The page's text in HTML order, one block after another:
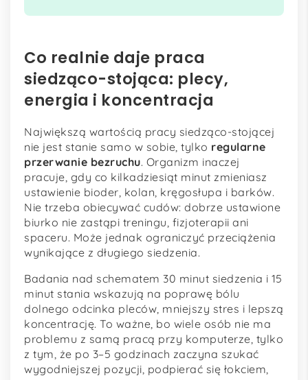
Co realnie daje praca
siedząco-stojąca: plecy,
energia i koncentracja
Największą wartością pracy siedząco-stojącej
nie jest stanie samo w sobie, tylko regularne
przerwanie bezruchu. Organizm inaczej
pracuje, gdy co kilkadziesiąt minut zmieniasz
ustawienie bioder, kolan, kręgosłupa i barków.
Nie trzeba obiecywać cudów: dobrze ustawione
biurko nie zastąpi treningu, fizjoterapii ani
spaceru. Może jednak ograniczyć przeciążenia
wynikające z długiego siedzenia.
Badania nad schematem 30 minut siedzenia i 15
minut stania wskazują na poprawę bólu
dolnego odcinka pleców, mniejszy stres i lepszą
koncentrację. To ważne, bo wiele osób nie ma
problemu z samą pracą przy komputerze, tylko
z tym, że po 3–5 godzinach zaczyna szukać
wygodniejszej pozycji, podpierać się łokciem,